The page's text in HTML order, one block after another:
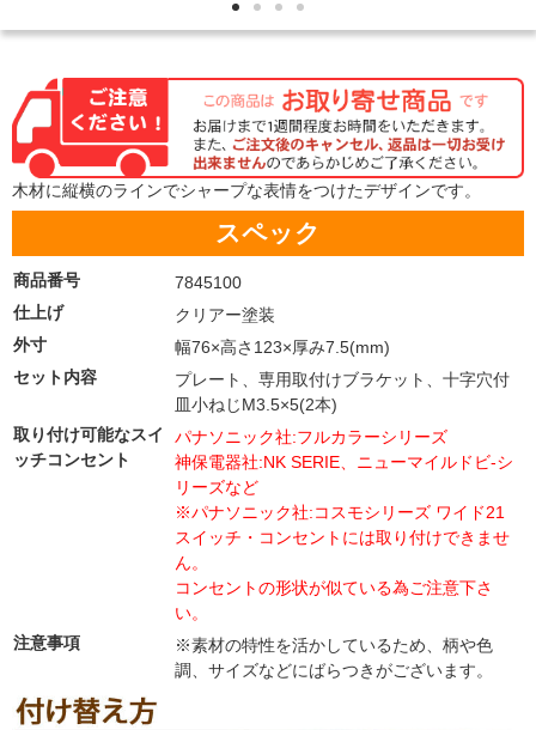
木材に縦横のラインでシャープな表情をつけたデザインです。
スペック
商品番号
7845100
仕上げ
クリアー塗装
外寸
幅76×高さ123×厚み7.5(mm)
セット内容
プレート、専用取付けブラケット、十字穴付
皿小ねじM3.5×5(2本)
取り付け可能なスイ
ッチコンセント
パナソニック社:フルカラーシリーズ
神保電器社:NK SERIE、ニューマイルドビ-シ
リーズなど
※パナソニック社:コスモシリーズ ワイド21
スイッチ・コンセントには取り付けできませ
ん。
コンセントの形状が似ている為ご注意下さ
い。
注意事項
※素材の特性を活かしているため、柄や色
調、サイズなどにばらつきがございます。